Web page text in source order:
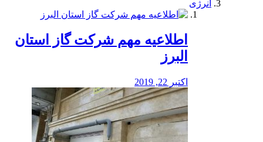
انرژی
️اطلاعیه مهم شرکت گاز استان
البرز
اکتبر 22, 2019